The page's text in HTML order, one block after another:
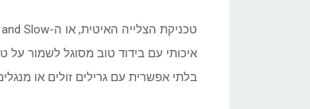
בלתי אפשרית עם גרילים זולים או